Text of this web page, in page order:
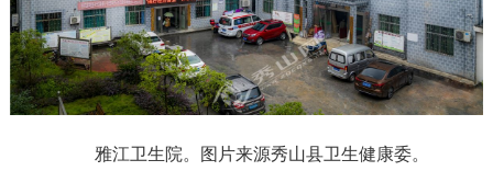
雅江卫生院。图片来源秀山县卫生健康委。